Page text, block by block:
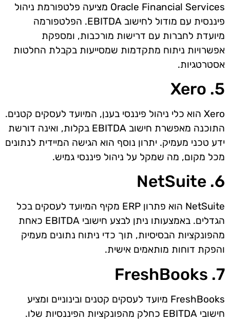
Oracle Financial Services מציעה פלטפורמת ניהול
פיננסית עם מודול לחישוב EBITDA. הפלטפורמה
מיועדת לחברות עם דרישות מורכבות, ומספקת
אפשרויות ניתוח מתקדמות שמסייעות בקבלת החלטות
אסטרטגיות.
5. Xero
Xero הוא כלי ניהול פיננסי בענן, המיועד לעסקים קטנים.
התוכנה מאפשרת חישוב EBITDA בקלות, ואינה דורשת
ידע טכני מעמיק. יתרון נוסף הוא הגישה המיידית לנתונים
מכל מקום, מה שמקל על ניהול פיננסי גמיש.
6. NetSuite
NetSuite הוא פתרון ERP מקיף המיועד לעסקים בכל
הגדלים. באמצעותו ניתן לבצע חישובי EBITDA כאחת
מהפונקציות הבסיסיות, תוך כדי ניתוח נתונים מעמיק
והפקת דוחות מותאמים אישית.
7. FreshBooks
FreshBooks מיועד לעסקים קטנים ובינוניים ומציע
חישובי EBITDA כחלק מהפונקציות הפיננסיות שלו.